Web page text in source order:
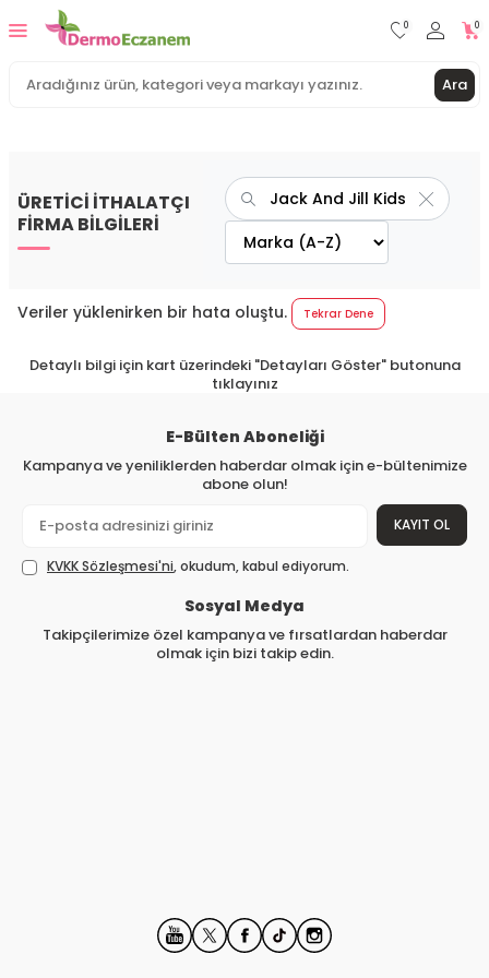
Ara
0 0
ÜRETİCİ İTHALATÇI
FİRMA BİLGİLERİ
Veriler yüklenirken bir hata oluştu. Tekrar Dene
Detaylı bilgi için kart üzerindeki "Detayları Göster" butonuna
tıklayınız
E-Bülten Aboneliği
Kampanya ve yeniliklerden haberdar olmak için e-bültenimize
abone olun!
KAYIT OL
KVKK Sözleşmesi'ni, okudum, kabul ediyorum.
Sosyal Medya
Takipçilerimize özel kampanya ve fırsatlardan haberdar
olmak için bizi takip edin.